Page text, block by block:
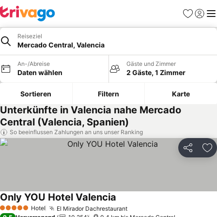
Favoriten
Reiseziel
Mercado Central, Valencia
An-/Abreise
Daten wählen
Gäste und Zimmer
2 Gäste, 1 Zimmer
Sortieren Filtern Karte
Unterkünfte in Valencia nahe Mercado
Central (Valencia, Spanien)
So beeinflussen Zahlungen an uns unser Ranking
Teilen
5 Sterne Hotel El Mirador DachrestaurantPreise sehen
Only YOU Hotel Valencia